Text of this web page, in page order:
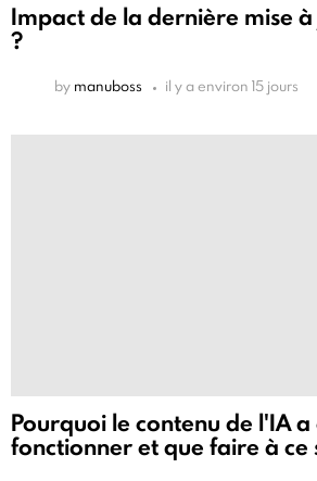
Impact de la dernière mise
?
by manuboss il y a environ 15 jours
Pourquoi le contenu de l'IA a
fonctionner et que faire à ce